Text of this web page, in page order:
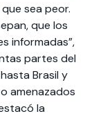
sea peor.
que los
informadas”,
partes del
Brasil y
amenazados
la